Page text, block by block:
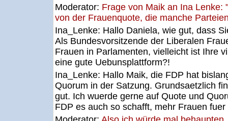
Moderator: Frage von Maik an Ina Lenke:
von der Frauenquote, die manche
Ina_Lenke: Hallo Daniela, wie gut, dass
Als Bundesvorsitzende der Liberalen
Frauen in Parlamenten, vielleicht ist Ihre
eine gute Uebunsplattform?!
Ina_Lenke: Hallo Maik, die FDP hat
Quorum in der Satzung. Grundsaetzlich
gut. Ich wuerde gerne auf Quote und
FDP es auch so schafft, mehr Frauen